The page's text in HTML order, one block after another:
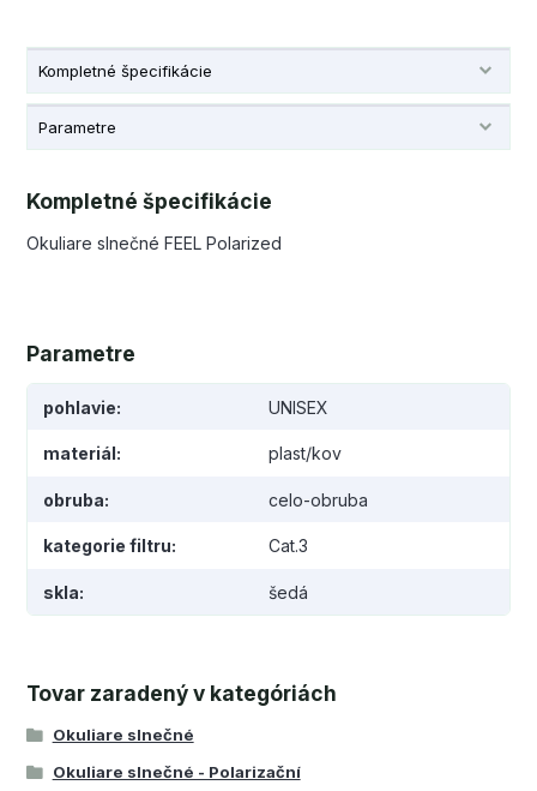
Kompletné špecifikácie
Parametre
Kompletné špecifikácie
Okuliare slnečné FEEL Polarized
Parametre
pohlavie UNISEX
materiál plast/kov
obruba celo-obruba
kategorie filtru Cat.3
skla šedá
Tovar zaradený v kategóriách
Okuliare slnečné
Okuliare slnečné - Polarizační